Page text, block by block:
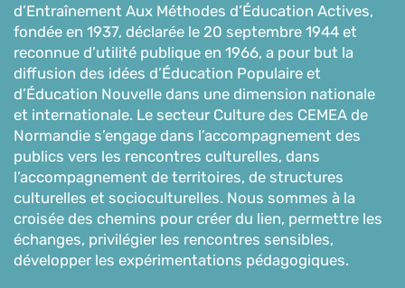
d’Entraînement Aux Méthodes d’Éducation Actives,
fondée en 1937, déclarée le 20 septembre 1944 et
reconnue d’utilité publique en 1966, a pour but la
diffusion des idées d’Éducation Populaire et
d’Éducation Nouvelle dans une dimension nationale
et internationale. Le secteur Culture des CEMEA de
Normandie s’engage dans l’accompagnement des
publics vers les rencontres culturelles, dans
l’accompagnement de territoires, de structures
culturelles et socioculturelles. Nous sommes à la
croisée des chemins pour créer du lien, permettre les
échanges, privilégier les rencontres sensibles,
développer les expérimentations pédagogiques.